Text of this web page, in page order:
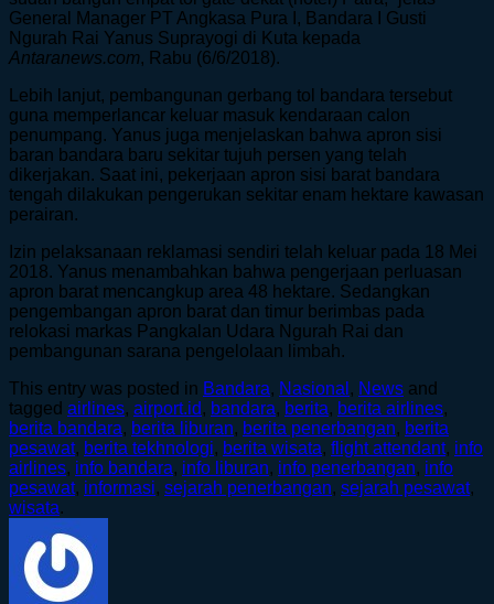
General Manager PT Angkasa Pura I, Bandara I Gusti
Ngurah Rai Yanus Suprayogi di Kuta kepada
Antaranews.com, Rabu (6/6/2018).
Lebih lanjut, pembangunan gerbang tol bandara tersebut
guna memperlancar keluar masuk kendaraan calon
penumpang. Yanus juga menjelaskan bahwa apron sisi
baran bandara baru sekitar tujuh persen yang telah
dikerjakan. Saat ini, pekerjaan apron sisi barat bandara
tengah dilakukan pengerukan sekitar enam hektare kawasan
perairan.
Izin pelaksanaan reklamasi sendiri telah keluar pada 18 Mei
2018. Yanus menambahkan bahwa pengerjaan perluasan
apron barat mencangkup area 48 hektare. Sedangkan
pengembangan apron barat dan timur berimbas pada
relokasi markas Pangkalan Udara Ngurah Rai dan
pembangunan sarana pengelolaan limbah.
This entry was posted in Bandara, Nasional , News and
tagged airlines, airport.id , bandara, berita, berita airlines,
berita bandara, berita liburan, berita penerbangan, berita
pesawat, berita tekhnologi, berita wisata, flight attendant, info
airlines, info bandara, info liburan, info penerbangan, info
pesawat, informasi, sejarah penerbangan, sejarah pesawat,
wisata.